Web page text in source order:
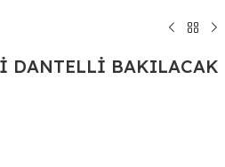
DANTELLİ BAKILACAK